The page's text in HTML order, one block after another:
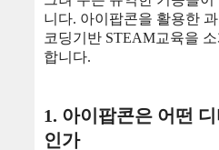
니다. 아이팝콘을 활용한
코딩기반 STEAM교육을
합니다.
1. 아이팝콘은 어떤
인가